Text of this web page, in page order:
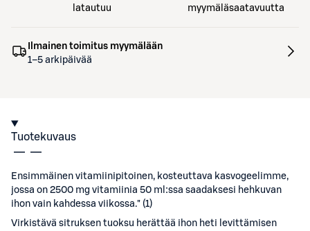
latautuu
myymäläsaatavuutta
Ilmainen toimitus myymälään
1–5 arkipäivää
Tuotekuvaus
Ensimmäinen vitamiinipitoinen, kosteuttava kasvogeelimme,
jossa on 2500 mg vitamiinia 50 ml:ssa saadaksesi hehkuvan
ihon vain kahdessa viikossa." (1)
Virkistävä sitruksen tuoksu herättää ihon heti levittämisen